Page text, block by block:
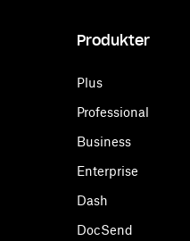
Produkter
Plus
Professional
Business
Enterprise
Dash
DocSend